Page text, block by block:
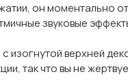
он моментально
звуковые
изогнутой верхней
так что вы не